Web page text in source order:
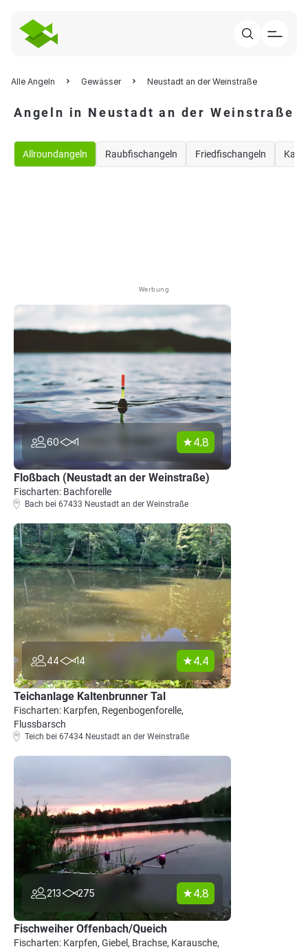
Alle Angeln Gewässer Neustadt an der Weinstraße
Angeln in Neustadt an der Weinstraße
Allroundangeln Raubfischangeln Friedfischangeln
Werbung
60 1 4.8
Floßbach (Neustadt an der Weinstraße)
Fischarten: Bachforelle
Bach bei 67433 Neustadt an der Weinstraße
44 14 4.4
Teichanlage Kaltenbrunner Tal
Fischarten: Karpfen, Regenbogenforelle,
Flussbarsch
Teich bei 67434 Neustadt an der Weinstraße
213 275 4.8
Fischweiher Offenbach/Queich
Fischarten: Karpfen, Giebel, Brachse, Karausche,